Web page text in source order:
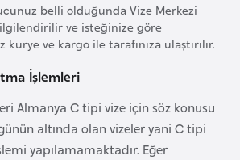
belli olduğunda Vize Merkezi
ve isteğinize göre
kurye ve kargo ile tarafınıza ulaştırılır.
İşlemleri
Almanya C tipi vize için söz konusu
altında olan vizeler yani C tipi
yapılamamaktadır. Eğer